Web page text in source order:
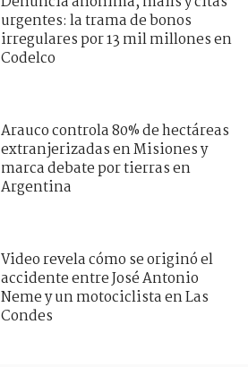
urgentes: la trama de bonos
irregulares por 13 mil millones en
Codelco
Arauco controla 80% de hectáreas
extranjerizadas en Misiones y
marca debate por tierras en
Argentina
Video revela cómo se originó el
accidente entre José Antonio
Neme y un motociclista en Las
Condes